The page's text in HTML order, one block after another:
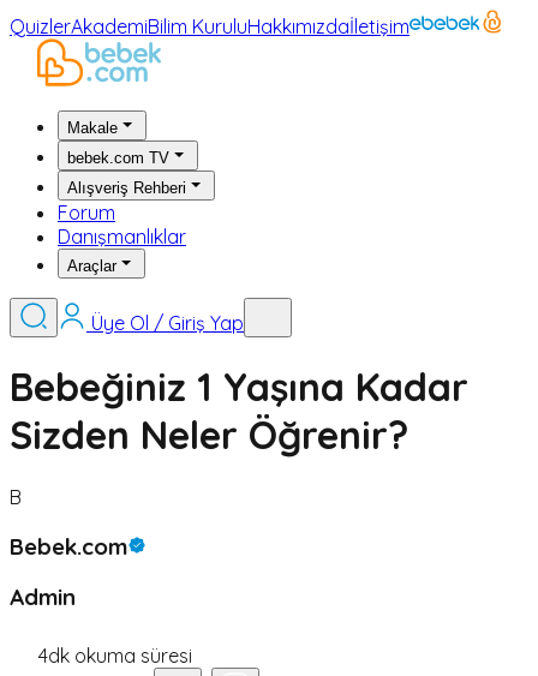
QuizlerAkademiBilim KuruluHakkımızdaİletişim
Makale
bebek.com TV
Alışveriş Rehberi
Forum
Danışmanlıklar
Araçlar
Üye Ol / Giriş Yap
Bebeğiniz 1 Yaşına Kadar
Sizden Neler Öğrenir?
B
Bebek.com
Admin
4dk okuma süresi